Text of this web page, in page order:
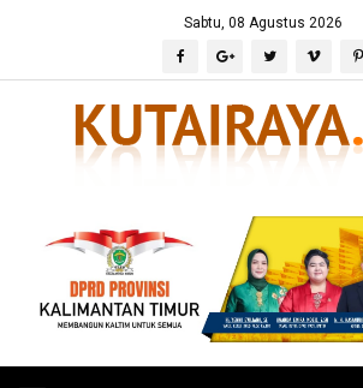
Sabtu, 08 Agustus 2026